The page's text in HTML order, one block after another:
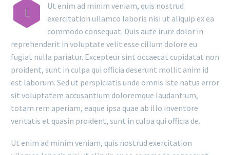
L
Ut enim ad minim veniam, quis nostrud
exercitation ullamco laboris nisi ut aliquip ex ea
commodo consequat. Duis aute irure dolor in
reprehenderit in voluptate velit esse cillum dolore eu
fugiat nulla pariatur. Excepteur sint occaecat cupidatat non
proident, sunt in culpa qui officia deserunt mollit anim id
est laborum. Sed ut perspiciatis unde omnis iste natus error
sit voluptatem accusantium doloremque laudantium,
totam rem aperiam, eaque ipsa quae ab illo inventore
veritatis et quasin proident, sunt in culpa qui officia de.
Ut enim ad minim veniam, quis nostrud exercitation